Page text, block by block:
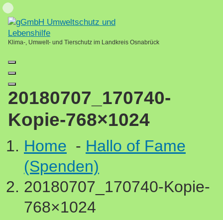
Skip
to
content
Loading...
Klima-, Umwelt- und Tierschutz im Landkreis Osnabrück
20180707_170740-
Kopie-768×1024
Home - Hallo of Fame
(Spenden)
20180707_170740-Kopie-
768×1024